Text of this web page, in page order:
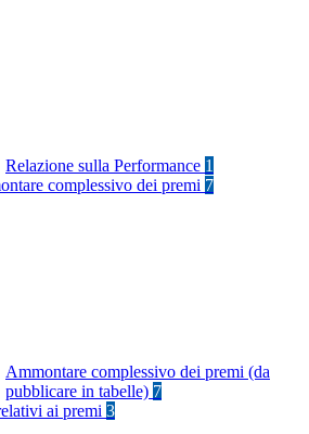
Relazione sulla Performance 1
complessivo dei premi 7
Ammontare complessivo dei premi (da
pubblicare in tabelle) 7
ai premi 3